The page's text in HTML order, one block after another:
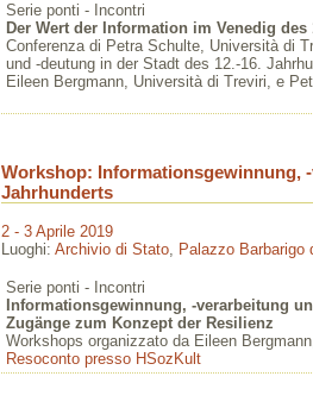
Serie ponti - Incontri
Der Wert der Information im Venedig
Conferenza di Petra Schulte, Università di
und -deutung in der Stadt des 12.-16.
Eileen Bergmann, Università di Treviri, e
Workshop: Informationsgewinnung,
Jahrhunderts
2 - 3 Aprile 2019
Luoghi: Archivio di Stato Palazzo Barbarigo
Serie ponti - Incontri
Informationsgewinnung, -verarbeitung
Zugänge zum Konzept der Resilienz
Workshops organizzato da Eileen
Resoconto presso HSozKult